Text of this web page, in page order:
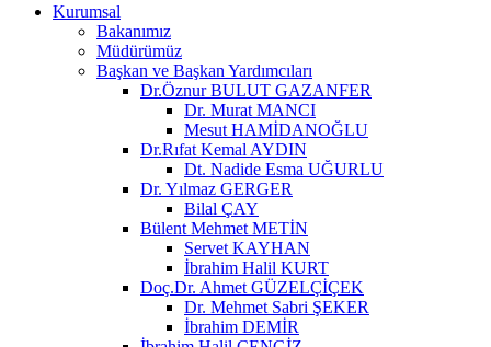
Kurumsal
Bakanımız
Müdürümüz
Başkan ve Başkan Yardımcıları
Dr.Öznur BULUT GAZANFER
Dr. Murat MANCI
Mesut HAMİDANOĞLU
Dr.Rıfat Kemal AYDIN
Dt. Nadide Esma UĞURLU
Dr. Yılmaz GERGER
Bilal ÇAY
Bülent Mehmet METİN
Servet KAYHAN
İbrahim Halil KURT
Doç.Dr. Ahmet GÜZELÇİÇEK
Dr. Mehmet Sabri ŞEKER
İbrahim DEMİR